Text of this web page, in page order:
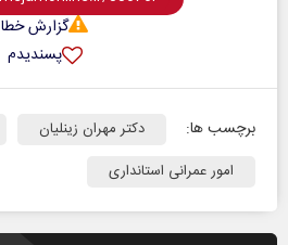
گزارش خطا
پسندیدم
برچسب ها: دکتر مهران زینلیان
امور عمرانی استانداری